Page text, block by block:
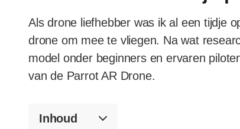
Als drone liefhebber was ik al een tijdje
drone om mee te vliegen. Na wat
model onder beginners en ervaren
van de Parrot AR Drone.
Inhoud